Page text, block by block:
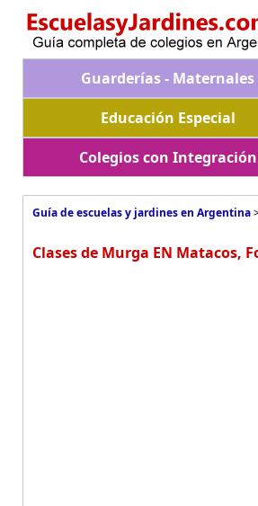
Guarderías - Maternales
Educación Especial
Colegios con Integración
Guía de escuelas y jardines en Argentina
Clases de Murga EN Matacos,